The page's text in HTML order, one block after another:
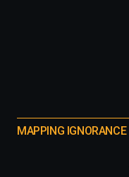
MAPPING IGNORANCE